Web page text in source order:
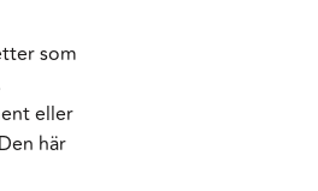
som
eller
här